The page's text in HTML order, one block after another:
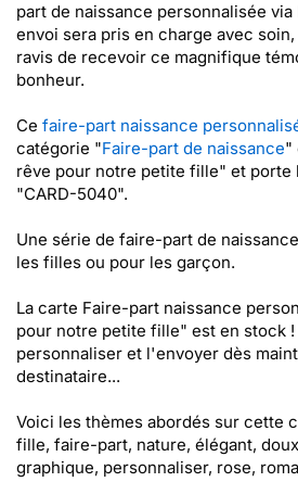
part de naissance personnalisée
envoi sera pris en charge avec
ravis de recevoir ce magnifique
bonheur.
Ce faire-part naissance
catégorie "Faire-part de naissance"
rêve pour notre petite fille" et
"CARD-5040".
Une série de faire-part de
les filles ou pour les garçon.
La carte Faire-part naissance
pour notre petite fille" est en stock !
personnaliser et l'envoyer dès
destinataire...
Voici les thèmes abordés sur cette
fille, faire-part, nature, élégant,
graphique, personnaliser, rose,